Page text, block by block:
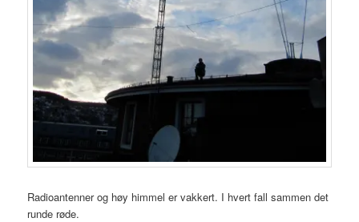
Radioantenner og høy himmel er vakkert. I hvert fall sammen det
runde røde.